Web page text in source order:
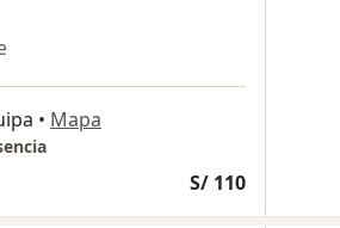
• Mapa
S/ 110